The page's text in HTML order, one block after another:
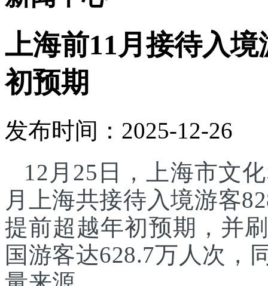
上海前11月接待入
初预期
发布时间：2025-12-26
12月25日，上海市文
月上海共接待入境游客
提前超越年初预期，并
国游客达628.7万人次，